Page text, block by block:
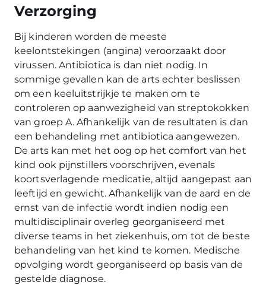
Verzorging
Bij kinderen worden de meeste
keelontstekingen (angina) veroorzaakt door
virussen. Antibiotica is dan niet nodig. In
sommige gevallen kan de arts echter beslissen
om een keeluitstrijkje te maken om te
controleren op aanwezigheid van streptokokken
van groep A. Afhankelijk van de resultaten is dan
een behandeling met antibiotica aangewezen.
De arts kan met het oog op het comfort van het
kind ook pijnstillers voorschrijven, evenals
koortsverlagende medicatie, altijd aangepast aan
leeftijd en gewicht. Afhankelijk van de aard en de
ernst van de infectie wordt indien nodig een
multidisciplinair overleg georganiseerd met
diverse teams in het ziekenhuis, om tot de beste
behandeling van het kind te komen. Medische
opvolging wordt georganiseerd op basis van de
gestelde diagnose.